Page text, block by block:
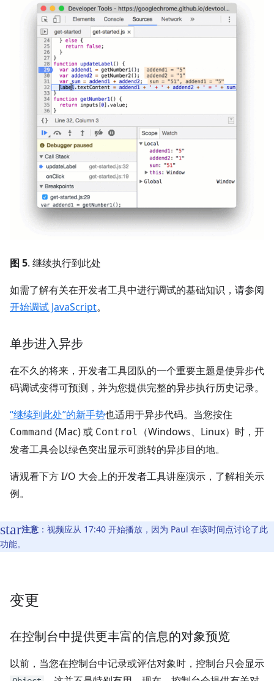
图 5. 继续执行到此处
如需了解有关在开发者工具中进行调试的基础知识，请参阅
开始调试 JavaScript。
单步进入异步
在不久的将来，开发者工具团队的一个重要主题是使异步代
码调试变得可预测，并为您提供完整的异步执行历史记录。
“继续到此处”的新手势也适用于异步代码。当您按住
Command (Mac) 或 Control
（Windows、Linux）时，开
发者工具会以绿色突出显示可跳转的异步目的地。
请观看下方 I/O 大会上的开发者工具讲座演示，了解相关示
例。
注意 ：视频应从 17:40 开始播放，因为 Paul 在该时间点讨论了此
功能。
变更
在控制台中提供更丰富的信息的对象预览
以前，当您在控制台中记录或评估对象时，控制台只会显示